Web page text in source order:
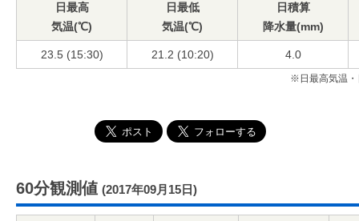
日最高
気温(℃)
日最低
気温(℃)
日積算
降水量(mm)
23.5 (15:30) 21.2 (10:20) 4.0
※日最高気温・
60分観測値 (2017年09月15日)